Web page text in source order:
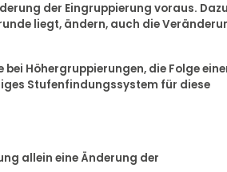
der Eingruppierung voraus. Dazu
liegt, ändern, auch die
Höhergruppierungen, die Folge
Stufenfindungssystem für diese
allein eine Änderung der